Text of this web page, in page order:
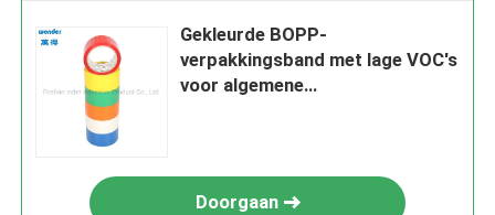
Gekleurde BOPP-
verpakkingsband met lage VOC's
voor algemene
Doorgaan